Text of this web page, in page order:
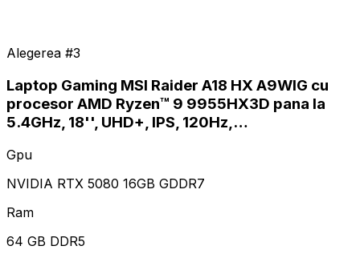
Alegerea #3
Laptop Gaming MSI Raider A18 HX A9WIG cu
procesor AMD Ryzen™ 9 9955HX3D pana la
5.4GHz, 18'', UHD+, IPS, 120Hz,…
Gpu
NVIDIA RTX 5080 16GB GDDR7
Ram
64 GB DDR5